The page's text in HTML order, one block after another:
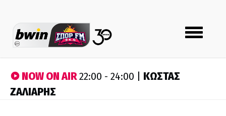
Toggle
navigation
NOW ON AIR22:00 - 24:00 | ΚΩΣΤΑΣ
ΖΑΛΙΑΡΗΣ